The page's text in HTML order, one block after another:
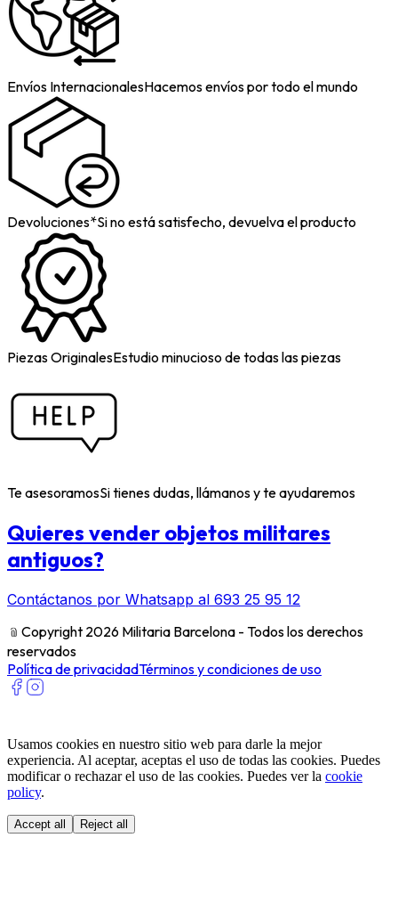
Envíos InternacionalesHacemos envíos por todo el mundo
Devoluciones*Si no está satisfecho, devuelva el producto
Piezas OriginalesEstudio minucioso de todas las piezas
Te asesoramosSi tienes dudas, llámanos y te ayudaremos
Quieres vender objetos militares
antiguos?
Contáctanos por Whatsapp al 693 25 95 12
﹫ Copyright 2026 Militaria Barcelona - Todos los derechos
reservados
Política de privacidadTérminos y condiciones de uso
Usamos cookies en nuestro sitio web para darle la mejor
experiencia. Al aceptar, aceptas el uso de todas las cookies. Puedes
modificar o rechazar el uso de las cookies. Puedes ver la cookie
policy.
Accept all Reject all